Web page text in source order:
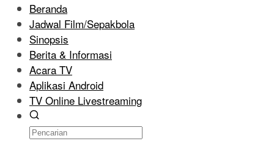
Beranda
Jadwal Film/Sepakbola
Sinopsis
Berita & Informasi
Acara TV
Aplikasi Android
TV Online Livestreaming